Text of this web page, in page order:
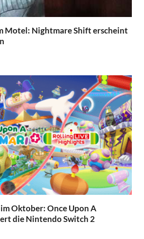
Motel: Nightmare Shift erscheint
Oktober: Once Upon A
die Nintendo Switch 2